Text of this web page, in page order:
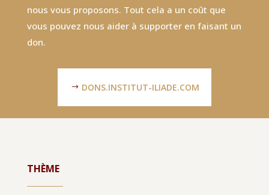
nous vous proposons. Tout cela a un coût que
vous pouvez nous aider à supporter en faisant un
don.
DONS.INSTITUT-ILIADE.COM
THÈME